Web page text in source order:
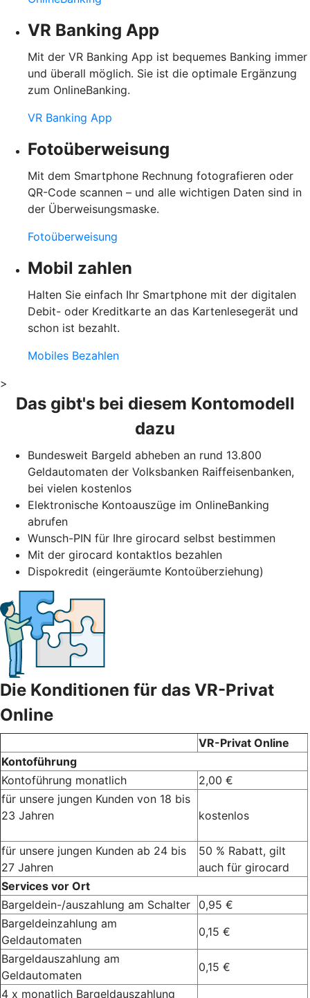
VR Banking App
Mit der VR Banking App ist bequemes Banking immer
und überall möglich. Sie ist die optimale Ergänzung
zum OnlineBanking.
VR Banking App
Fotoüberweisung
Mit dem Smartphone Rechnung fotografieren oder
QR-Code scannen – und alle wichtigen Daten sind in
der Überweisungsmaske.
Fotoüberweisung
Mobil zahlen
Halten Sie einfach Ihr Smartphone mit der digitalen
Debit- oder Kreditkarte an das Kartenlesegerät und
schon ist bezahlt.
Mobiles Bezahlen
>
Das gibt's bei diesem Kontomodell
dazu
Bundesweit Bargeld abheben an rund 13.800
Geldautomaten der Volksbanken Raiffeisenbanken,
bei vielen kostenlos
Elektronische Kontoauszüge im OnlineBanking
abrufen
Wunsch-PIN für Ihre girocard selbst bestimmen
Mit der girocard kontaktlos bezahlen
Dispokredit (eingeräumte Kontoüberziehung)
Die Konditionen für das VR-Privat
Online
VR-Privat Online
Kontoführung
Kontoführung monatlich
2,00 €
für unsere jungen Kunden von 18 bis
23 Jahren
kostenlos
für unsere jungen Kunden ab 24 bis
27 Jahren
50 % Rabatt, gilt
auch für girocard
Services vor Ort
Bargeldein-/auszahlung am Schalter
0,95 €
Bargeldeinzahlung am
Geldautomaten
0,15 €
Bargeldauszahlung am
Geldautomaten
0,15 €
4 x monatlich Bargeldauszahlung